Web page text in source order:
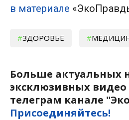
в материале
ЗДОРОВЬЕ
Больше актуальных
эксклюзивных видео
телеграм канале
Присоединяйтесь!